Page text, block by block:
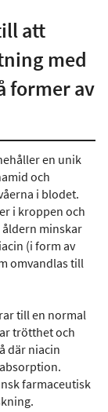
att
med
former av
en unik
och
i blodet.
i kroppen och
minskar
(i form av
omvandlas till
till en normal
trötthet och
där niacin
farmaceutisk